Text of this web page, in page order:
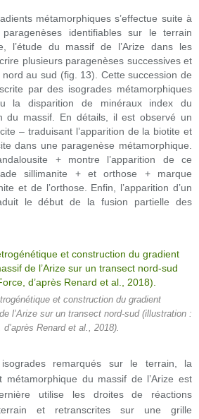
métamorphiques s’effectue suite à
paragenèses identifiables sur le terrain
l’étude du massif de l’Arize dans les
plusieurs paragenèses successives et
nord au sud (fig. 13). Cette succession de
par des isogrades métamorphiques
la disparition de minéraux index du
du massif. En détails, il est observé un
– traduisant l’apparition de la biotite et
dans une paragenèse métamorphique.
+ montre l’apparition de ce
sillimanite + et orthose + marque
et de l’orthose. Enfin, l’apparition d’un
le début de la fusion partielle des
et construction du gradient
l’Arize sur un transect nord-sud (illustration :
Renard et al., 2018).
remarqués sur le terrain, la
métamorphique du massif de l’Arize est
utilise les droites de réactions
et retranscrites sur une grille